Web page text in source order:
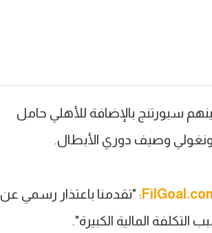
سبورتنج بالإضافة للأهلي حامل
وصيف دوري الأبطال.
: "تقدمنا باعتذار رسمي عن
المالية الكبيرة".